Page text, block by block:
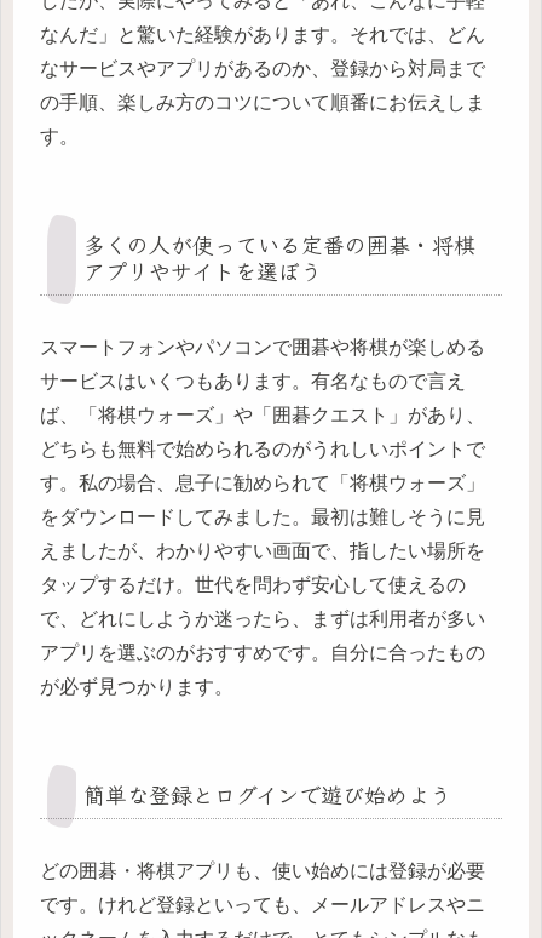
なんだ」と驚いた経験があります。それでは、どん
なサービスやアプリがあるのか、登録から対局まで
の手順、楽しみ方のコツについて順番にお伝えしま
す。
多くの人が使っている定番の囲碁・将棋
アプリやサイトを選ぼう
スマートフォンやパソコンで囲碁や将棋が楽しめる
サービスはいくつもあります。有名なもので言え
ば、「将棋ウォーズ」や「囲碁クエスト」があり、
どちらも無料で始められるのがうれしいポイントで
す。私の場合、息子に勧められて「将棋ウォーズ」
をダウンロードしてみました。最初は難しそうに見
えましたが、わかりやすい画面で、指したい場所を
タップするだけ。世代を問わず安心して使えるの
で、どれにしようか迷ったら、まずは利用者が多い
アプリを選ぶのがおすすめです。自分に合ったもの
が必ず見つかります。
簡単な登録とログインで遊び始めよう
どの囲碁・将棋アプリも、使い始めには登録が必要
です。けれど登録といっても、メールアドレスやニ